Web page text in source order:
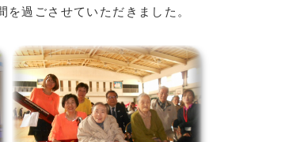
過ごさせていただきました。